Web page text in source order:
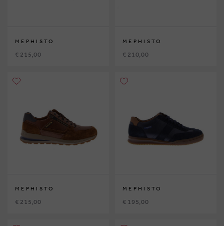
MEPHISTO
€ 215,00
MEPHISTO
€ 210,00
MEPHISTO
€ 215,00
MEPHISTO
€ 195,00